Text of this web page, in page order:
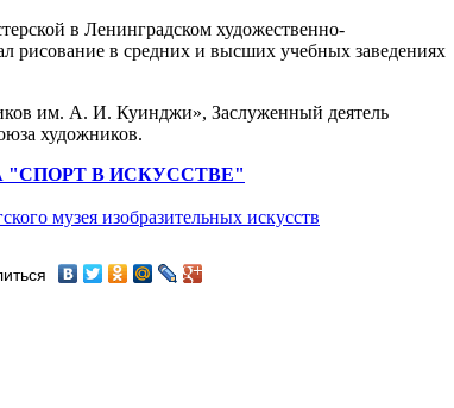
в Ленинградском художественно-
рисование в средних и высших учебных заведениях
им. А. И. Куинджи», Заслуженный деятель
художников.
В ИСКУССТВЕ"
музея изобразительных искусств